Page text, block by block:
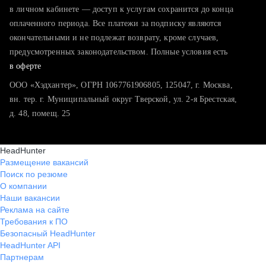
в личном кабинете — доступ к услугам сохранится до конца
оплаченного периода. Все платежи за подписку являются
окончательными и не подлежат возврату, кроме случаев,
предусмотренных законодательством. Полные условия есть
в оферте
ООО «Хэдхантер», ОГРН 1067761906805, 125047, г. Москва,
вн. тер. г. Муниципальный округ Тверской, ул. 2-я Брестская,
д. 48, помещ. 25
HeadHunter
Размещение вакансий
Поиск по резюме
О компании
Наши вакансии
Реклама на сайте
Требования к ПО
Безопасный HeadHunter
HeadHunter API
Партнерам